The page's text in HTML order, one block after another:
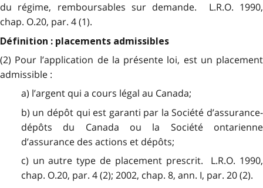
du régime, remboursables sur demande. L.R.O. 1990,
chap. O.20, par. 4 (1).
Définition : placements admissibles
(2) Pour l’application de la présente loi, est un placement
admissible :
a) l’argent qui a cours légal au Canada;
b) un dépôt qui est garanti par la Société d’assurance-
dépôts du Canada ou la Société ontarienne
d’assurance des actions et dépôts;
c) un autre type de placement prescrit. L.R.O. 1990,
chap. O.20, par. 4 (2); 2002, chap. 8, ann. I, par. 20 (2).